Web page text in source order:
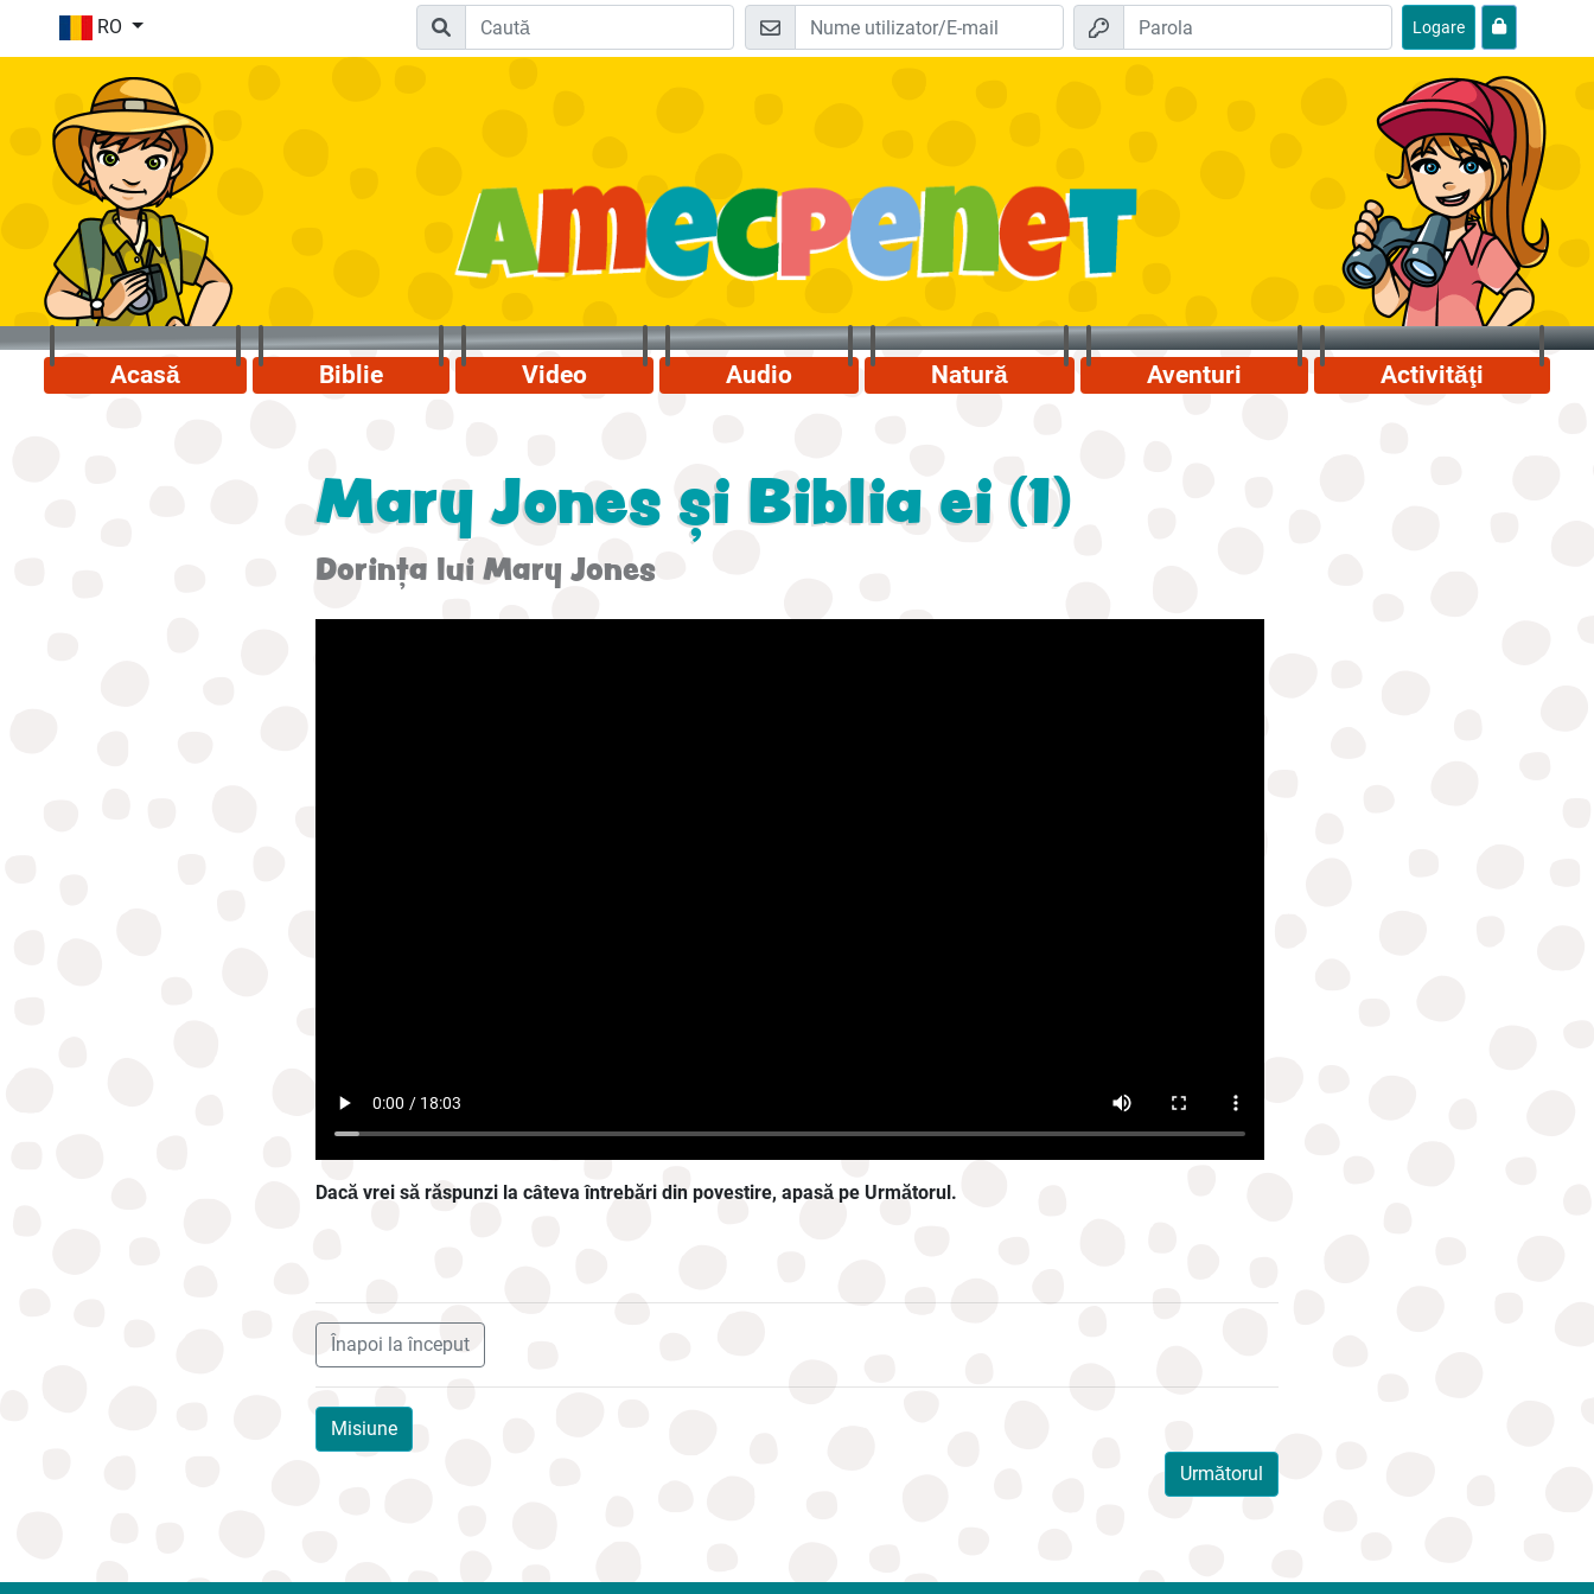
RO Logare
Acasă Biblie Video Audio Natură Aventuri Activităţi
Mary Jones și Biblia ei (1)
Dorința lui Mary Jones
Dacă vrei să răspunzi la câteva întrebări din povestire, apasă pe Următorul.
Înapoi la început
Misiune
Următorul